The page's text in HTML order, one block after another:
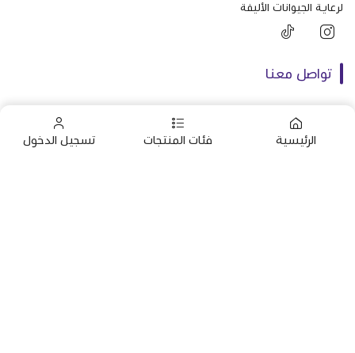
الرئيسية فئات المنتجات تسجيل الدخول
لرعاية الجيوانات الأليفة
تواصل معنا
+966592161395
+966592161395